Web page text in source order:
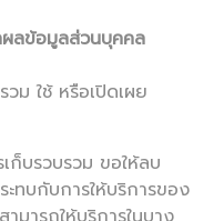
ผลข้อมูลส่วนบุคคล
ม ใช้ หรือเปิดเผย
ก็บรวบรวม ขอให้ลบ
ทบกับการให้บริการของ